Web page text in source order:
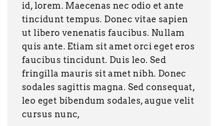
id, lorem. Maecenas nec odio et ante
tincidunt tempus. Donec vitae sapien
ut libero venenatis faucibus. Nullam
quis ante. Etiam sit amet orci eget eros
faucibus tincidunt. Duis leo. Sed
fringilla mauris sit amet nibh. Donec
sodales sagittis magna. Sed consequat,
leo eget bibendum sodales, augue velit
cursus nunc,